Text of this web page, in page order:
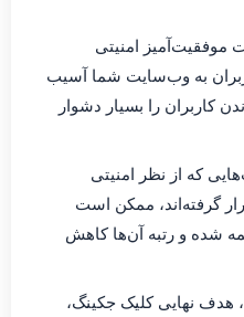
امنیتی
به وب‌سایت شما آسیب
را بسیار دشوار
از نظر امنیتی
ممکن است
و رتبه آن‌ها کاهش
نهایی کلیک جکینگ،